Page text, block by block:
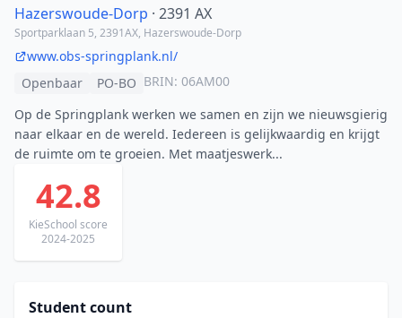
Hazerswoude-Dorp · 2391 AX
Sportparklaan 5, 2391AX, Hazerswoude-Dorp
www.obs-springplank.nl/
Openbaar
PO-BO BRIN: 06AM00
Op de Springplank werken we samen en zijn we nieuwsgierig
naar elkaar en de wereld. Iedereen is gelijkwaardig en krijgt
de ruimte om te groeien. Met maatjeswerk...
42.8
KieSchool score
2024-2025
Student count